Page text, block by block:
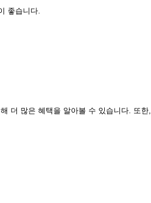
좋습니다.
더 많은 혜택을 알아볼 수 있습니다. 또한,